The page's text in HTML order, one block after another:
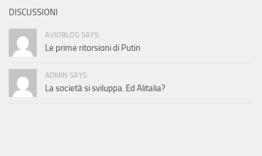
DISCUSSIONI
AVIOBLOG SAYS:
Le prime ritorsioni di Putin
ADMIN SAYS:
La società si sviluppa. Ed Alitalia?